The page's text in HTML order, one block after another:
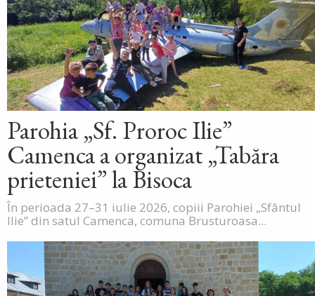
Parohia „Sf. Proroc Ilie”
Camenca a organizat „Tabăra
prieteniei” la Bisoca
În perioada 27–31 iulie 2026, copiii Parohiei „Sfântul
Ilie” din satul Camenca, comuna Brusturoasa...